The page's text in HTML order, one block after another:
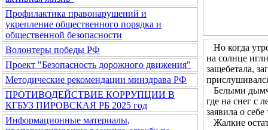
Профилактика правонарушений и
укрепление общественного порядка и
общественной безопасности
Волонтеры победы РФ
Проект "Безопасность дорожного движения"
Методические рекомендации минздрава РФ
ПРОТИВОДЕЙСТВИЕ КОРРУПЦИИ В
КГБУЗ ПИРОВСКАЯ РБ 2025 год
Информационные материалы,
Но когда
на солнце
защебетала,
Белыми
где на снег с
заявила о
Жалкие